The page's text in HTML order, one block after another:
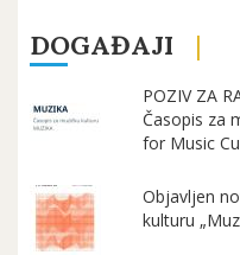
DOGAĐAJI
POZIV ZA
Časopis za
for Music
Objavljen
kulturu